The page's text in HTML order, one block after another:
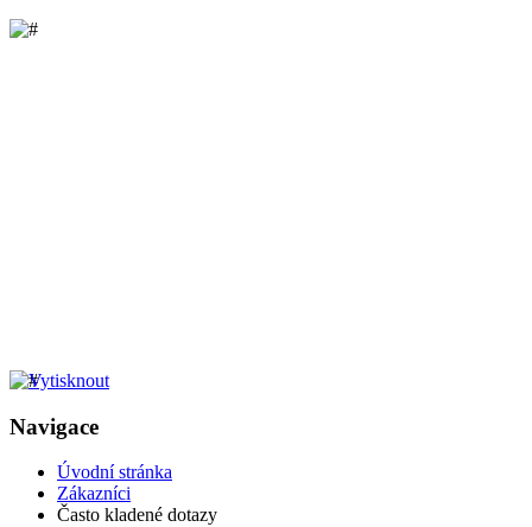
Navigace
Úvodní stránka
Zákazníci
Často kladené dotazy